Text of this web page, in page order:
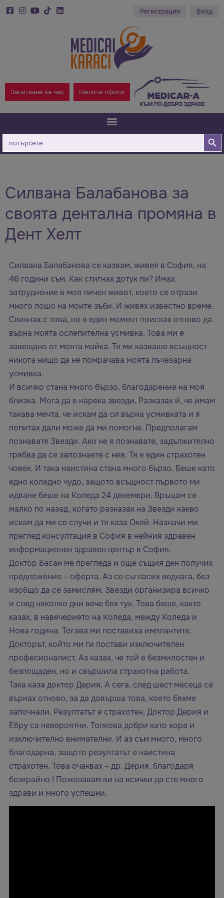
Регистрация Вход
Запитване за час Нашите офиси
Търсене
за:
Бутон
Силвана Балабанова за
своята дентална промяна в
Дент Хелт
Силвана Балабанова се казвам, живея в София, на
46 години съм. Как стигнах дотук ли? Имах
затруднение в моя личен живот, което се отрази
много лошо на моите зъби. И живях известно време.
Свикнах с това, но в един момент поисках отново да
върна моята ослепителна усмивка. Това ми е
завещано от моята майка. Тя ми казваше всъщност
никога нищо да не помрачава моята лъчезарна
усмивка.
И всичко стана много бързо, благодарение на моя
близка. Мога да я нарека звезди. Разказах й, че имам
такава мечта, че искам да си върна усмивката и я
попитах дали може да ми помогне. Предполагам
познавате Звезди. Ако не я познавате, задължително
трябва да се запознаете с нея. Тя е един страхотен
човек. И така наистина стана много бързо. Беше като
едно коледно чудо, защото всъщност първото ми
идване беше на Коледа 24 декември. Връщам се
малко по назад, когато разказах на Звезди какво
искам да ми се случи и тя каза Окей. Назначи ми
преглед консултация в София в нейния здравен
информационен здравен център в София.
Доктор Басан ме прегледа и още същия ден получих
предложение – оферта. Аз се съгласих веднага, без
изобщо да се замислям. Звезди организира всичко
и след няколко дни вече бях тук. Това беше, както
казах, в навечерието на Коледа, между Коледа и
Нова година. Тогава ми поставиха имплантите.
Докторът, който ми ги постави изключителен
професионалист. Аз казах, че той е безмилостен и
безпощаден, но и свършила страхотна работа.
Така каза доктор Дерия. А сега, след шест месеца се
върнах отново, за да довърша това, което бяхме
започнали. Резултатът е страхотен. Доктор Дерия и
Ебру са невероятни. Толкова добри като хора и
изключително внимателни. И аз съм много, много
благодарна, защото резултатът е наистина
страхотен. Това очаквах – др. Дерия, благодаря
безкрайно ! Пожелавам ви на всички да сте много
здрави и много успешни.